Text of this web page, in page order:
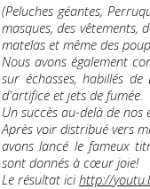
(Peluches géantes,
masques, des vêtements,
matelas et même des
Nous avons également
sur échasses, habillés
d'artifice et jets de fumée.
Un succès au-delà de nos
Après voir distribué vers
avons lancé le fameux
sont donnés à cœur joie!
Le résultat icihttp://